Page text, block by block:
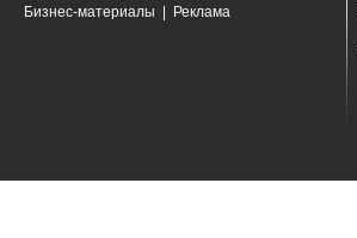
Бизнес-материалы Реклама